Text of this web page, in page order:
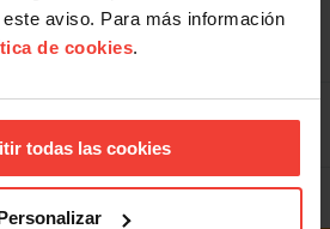
aviso. Para más información
de cookies.
todas las cookies
las vacaciones
de baja?